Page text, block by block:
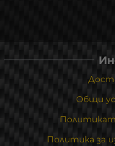
Общи
Политика за